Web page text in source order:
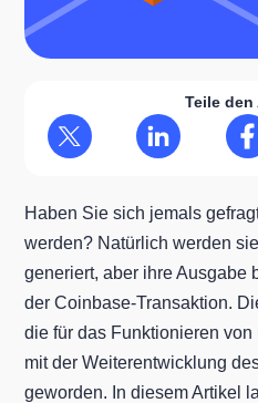
Teile den
Haben Sie sich jemals
werden? Natürlich werden
generiert, aber ihre Ausgabe
der Coinbase-Transaktion.
die für das Funktionieren
mit der Weiterentwicklung
geworden. In diesem Artikel